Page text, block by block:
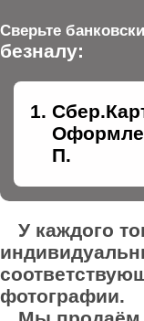
Сверьте
безналу:
П.
У каждого
фотографии.